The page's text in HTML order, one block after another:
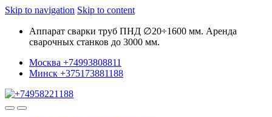
Skip to navigation Skip to content
Аппарат сварки труб ПНД ∅20÷1600 мм. Аренда
сварочных станков до 3000 мм.
Москва +74993808811
Минск +375173881188